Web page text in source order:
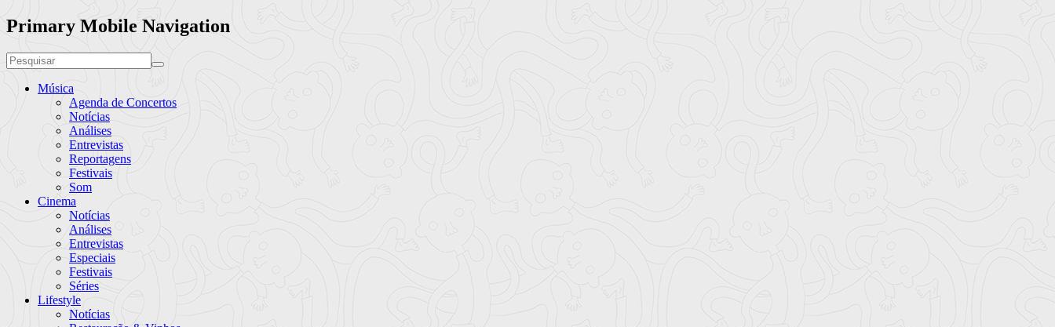
Primary Mobile Navigation
Música
Agenda de Concertos
Notícias
Análises
Entrevistas
Reportagens
Festivais
Som
Cinema
Notícias
Análises
Entrevistas
Especiais
Festivais
Séries
Lifestyle
Notícias